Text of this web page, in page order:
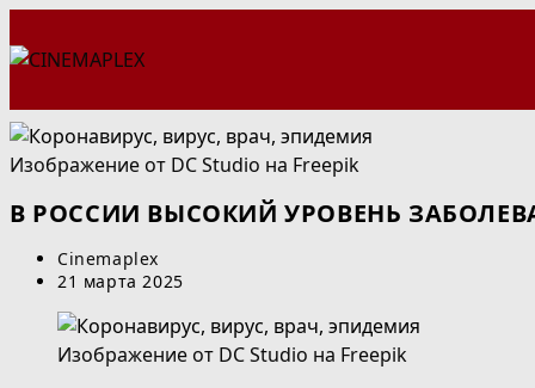
к
Изображение от DC Studio на Freepik
В РОССИИ ВЫСОКИЙ УРОВЕНЬ
Автор
записи:
Cinemaplex
Запись
21 марта 2025
Изображение от DC Studio на Freepik